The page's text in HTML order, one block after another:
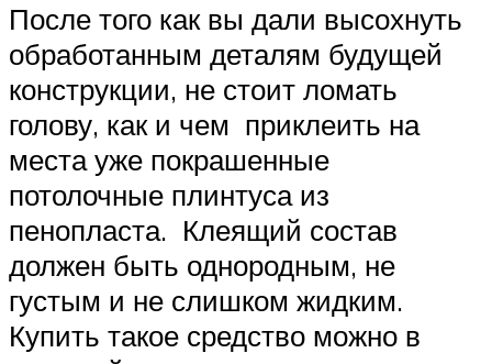
После того как вы дали высохнуть
обработанным деталям будущей
конструкции, не стоит ломать
голову, как и чем приклеить на
места уже покрашенные
потолочные плинтуса из
пенопласта. Клеящий состав
должен быть однородным, не
густым и не слишком жидким.
Купить такое средство можно в